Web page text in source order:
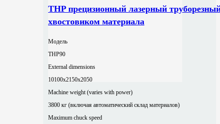
THP прецизионный лазерный
хвостовиком материала
Модель
THP90
External dimensions
10100x2150x2050
Machine weight (varies with power)
3800 кг (включая автоматический склад материалов)
Maximum chuck speed